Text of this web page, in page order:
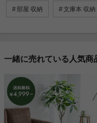
部屋 収納 文庫本 収納
一緒に売れている人気商